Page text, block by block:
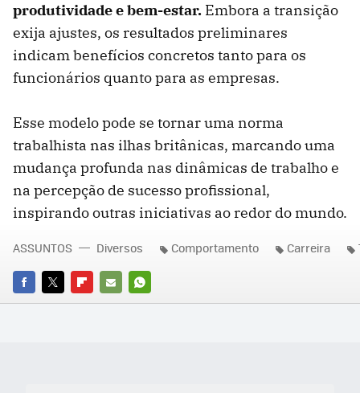
produtividade e bem-estar. Embora a transição
exija ajustes, os resultados preliminares
indicam benefícios concretos tanto para os
funcionários quanto para as empresas.
Esse modelo pode se tornar uma norma
trabalhista nas ilhas britânicas, marcando uma
mudança profunda nas dinâmicas de trabalho e
na percepção de sucesso profissional,
inspirando outras iniciativas ao redor do mundo.
FACEBOOK
TWITTERFLIPBOARD
E-
WHATSAPP
ASSUNTOS Diversos Comportamento Carreira